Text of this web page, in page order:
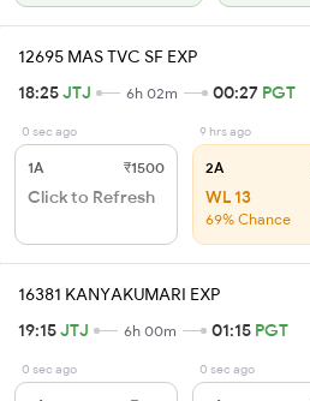
12695 MAS TVC SF EXP
18:25JTJ 6h 02m 00:27 PGT
0 sec ago
1A ₹1500
Click to Refresh
9 hrs ago
2A
WL 13
69% Chance
16381 KANYAKUMARI EXP
19:15JTJ 6h 00m 01:15 PGT
0 sec ago 0 sec ago